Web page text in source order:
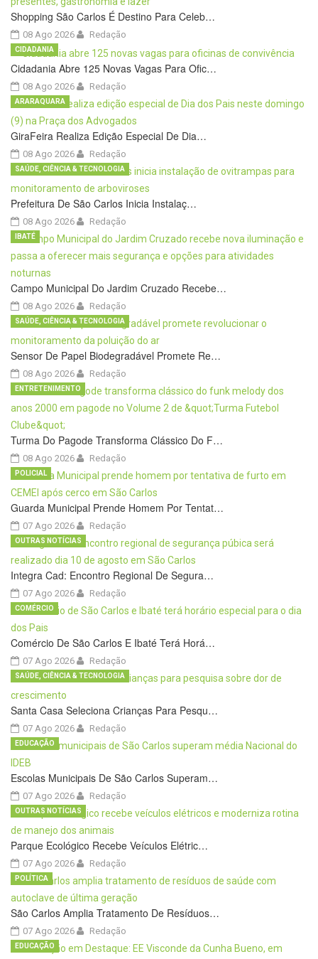
Shopping São Carlos É Destino Para Celeb…
08 Ago 2026 Redação
Cidadania Abre 125 Novas Vagas Para Ofic…
08 Ago 2026
CIDADANIA
Redação
GiraFeira Realiza Edição Especial De Dia…
08 Ago 2026
ARARAQUARA
Redação
Prefeitura De São Carlos Inicia Instalaç…
08 Ago 2026
SAÚDE, CIÊNCIA & TECNOLOGIA
Redação
Campo Municipal Do Jardim Cruzado Recebe…
08 Ago 2026
IBATÉ
Redação
Sensor De Papel Biodegradável Promete Re…
08 Ago 2026
SAÚDE, CIÊNCIA & TECNOLOGIA
Redação
Turma Do Pagode Transforma Clássico Do F…
08 Ago 2026
ENTRETENIMENTO
Redação
Guarda Municipal Prende Homem Por Tentat…
07 Ago 2026
POLICIAL
Redação
Integra Cad: Encontro Regional De Segura…
07 Ago 2026
OUTRAS NOTÍCIAS
Redação
Comércio De São Carlos E Ibaté Terá Horá…
07 Ago 2026
COMÉRCIO
Redação
Santa Casa Seleciona Crianças Para Pesqu…
07 Ago 2026
SAÚDE, CIÊNCIA & TECNOLOGIA
Redação
Escolas Municipais De São Carlos Superam…
07 Ago 2026
EDUCAÇÃO
Redação
Parque Ecológico Recebe Veículos Elétric…
07 Ago 2026
OUTRAS NOTÍCIAS
Redação
São Carlos Amplia Tratamento De Resíduos…
07 Ago 2026
POLÍTICA
Redação
EDUCAÇÃO